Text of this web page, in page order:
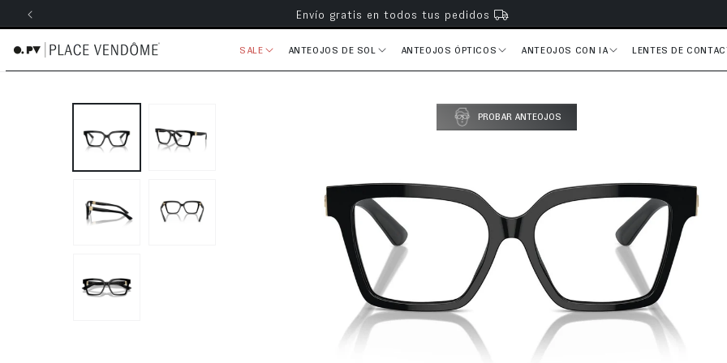
al contenido Envío gratis en todos tus pedidos
SALE ANTEOJOS DE SOL ANTEOJOS ÓPTICOS ANTEOJOS CON IA LENTES DE
PROBAR ANTEOJOS